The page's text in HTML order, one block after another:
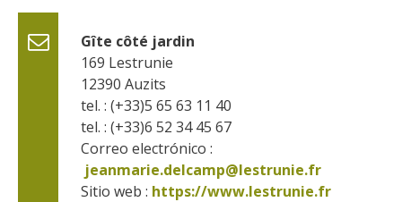
Gîte côté jardin
169 Lestrunie
12390 Auzits
tel. : (+33)5 65 63 11 40
tel. : (+33)6 52 34 45 67
Correo electrónico :
jeanmarie.delcamp@lestrunie.fr
Sitio web : https://www.lestrunie.fr